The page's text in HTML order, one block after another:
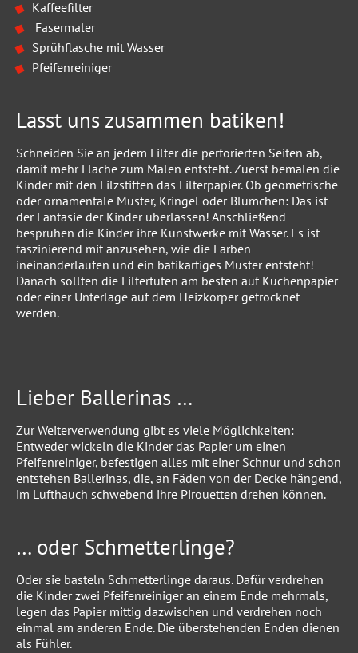
Kaffeefilter
Fasermaler
Sprühflasche mit Wasser
Pfeifenreiniger
Lasst uns zusammen batiken!
Schneiden Sie an jedem Filter die perforierten Seiten ab,
damit mehr Fläche zum Malen entsteht. Zuerst bemalen die
Kinder mit den Filzstiften das Filterpapier. Ob geometrische
oder ornamentale Muster, Kringel oder Blümchen: Das ist
der Fantasie der Kinder überlassen! Anschließend
besprühen die Kinder ihre Kunstwerke mit Wasser. Es ist
faszinierend mit anzusehen, wie die Farben
ineinanderlaufen und ein batikartiges Muster entsteht!
Danach sollten die Filtertüten am besten auf Küchenpapier
oder einer Unterlage auf dem Heizkörper getrocknet
werden.
Lieber Ballerinas …
Zur Weiterverwendung gibt es viele Möglichkeiten:
Entweder wickeln die Kinder das Papier um einen
Pfeifenreiniger, befestigen alles mit einer Schnur und schon
entstehen Ballerinas, die, an Fäden von der Decke hängend,
im Lufthauch schwebend ihre Pirouetten drehen können.
… oder Schmetterlinge?
Oder sie basteln Schmetterlinge daraus. Dafür verdrehen
die Kinder zwei Pfeifenreiniger an einem Ende mehrmals,
legen das Papier mittig dazwischen und verdrehen noch
einmal am anderen Ende. Die überstehenden Enden dienen
als Fühler.